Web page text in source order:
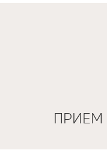
ПРИЕМ